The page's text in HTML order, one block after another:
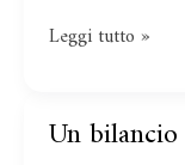
Leggi tutto »
Un
Un